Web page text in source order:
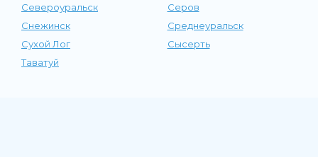
Североуральск
Серов
Снежинск
Среднеуральск
Сухой Лог
Сысерть
Таватуй